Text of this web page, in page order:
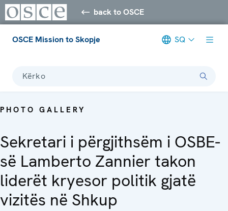
back to OSCE
OSCE Mission to Skopje SQ
Kërko
PHOTO GALLERY
Sekretari i përgjithsëm i OSBE-
së Lamberto Zannier takon
liderët kryesor politik gjatë
vizitës në Shkup